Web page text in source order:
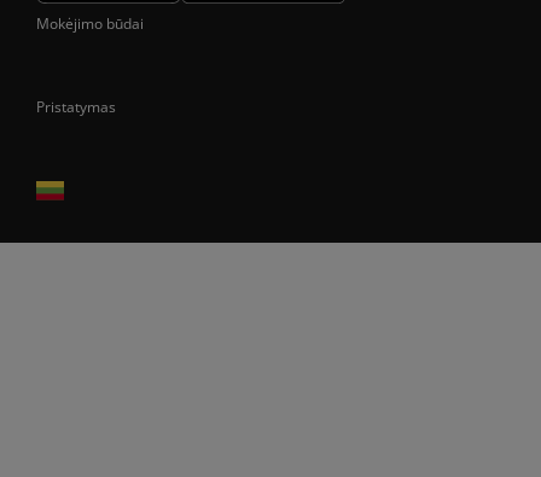
Mokėjimo būdai
Pristatymas